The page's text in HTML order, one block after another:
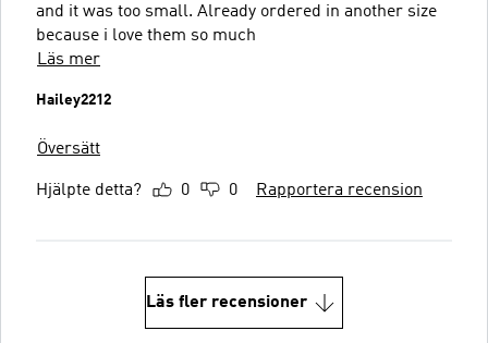
and it was too small. Already ordered in another size
because i love them so much
Läs mer
Hailey2212
Översätt
Hjälpte detta? 0 0 Rapportera recension
Läs fler recensioner